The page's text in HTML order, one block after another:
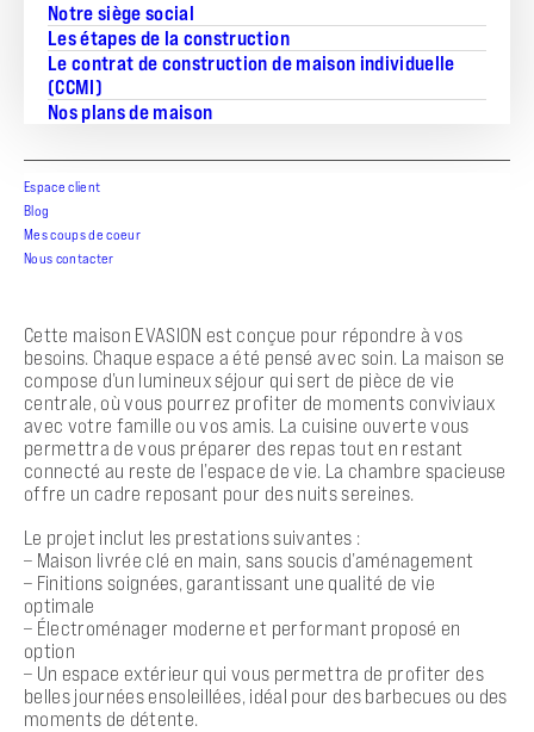
Notre siège social
Les étapes de la construction
Le contrat de construction de maison individuelle
(CCMI)
Nos plans de maison
Espace client
Blog
Mes coups de coeur
Nous contacter
idéalement située à Saint-Vincent-sur-Jard, dans le
département de la Vendée. Profitez d’un cadre de vie
paisible et agréable dans un environnement propice à
l’épanouissement. Avec un terrain de 374m², cette maison
saura répondre à vos attentes en matière de confort et de
qualité pour la réalisation de votre projet de vie.
Détails du projet :
– Surface habitable : 45.0m²
– Terrain : 374m²
– Nombre de pièces : 2
Cette maison EVASION est conçue pour répondre à vos
besoins. Chaque espace a été pensé avec soin. La maison se
compose d’un lumineux séjour qui sert de pièce de vie
centrale, où vous pourrez profiter de moments conviviaux
avec votre famille ou vos amis. La cuisine ouverte vous
permettra de vous préparer des repas tout en restant
connecté au reste de l’espace de vie. La chambre spacieuse
offre un cadre reposant pour des nuits sereines.
Le projet inclut les prestations suivantes :
– Maison livrée clé en main, sans soucis d’aménagement
– Finitions soignées, garantissant une qualité de vie
optimale
– Électroménager moderne et performant proposé en
option
– Un espace extérieur qui vous permettra de profiter des
belles journées ensoleillées, idéal pour des barbecues ou des
moments de détente.